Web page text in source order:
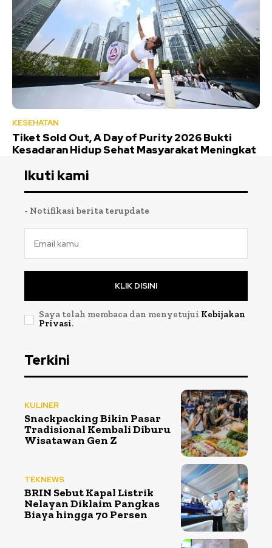
KESEHATAN
Tiket Sold Out, A Day of Purity 2026 Bukti
Kesadaran Hidup Sehat Masyarakat Meningkat
Ikuti kami
- Notifikasi berita terupdate
KLIK DISINI
Saya telah membaca dan menyetujui Kebijakan
Privasi.
Terkini
KULINER
Snackpacking Bikin Pasar
Tradisional Kembali Diburu
Wisatawan Gen Z
TEKNEWS
BRIN Sebut Kapal Listrik
Nelayan Diklaim Pangkas
Biaya hingga 70 Persen